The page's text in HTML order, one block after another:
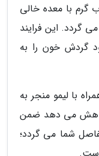
گرم با معده خالی
گردد. این فرایند
گردش خون را به
با لیمو منجر به
کاهش می دهد ضمن
شما می گردد؛